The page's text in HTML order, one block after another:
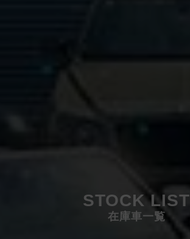
STOCK LIST
在庫車一覧